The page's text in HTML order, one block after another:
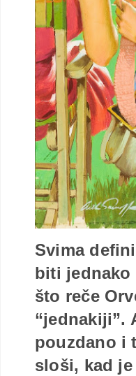
Svima
biti jednako
što reče
“jednakiji”.
pouzdano i
sloši, kad